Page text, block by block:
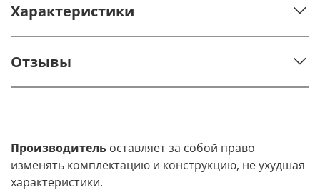
Характеристики
Отзывы
Производитель оставляет за собой право
изменять комплектацию и конструкцию, не ухудшая
характеристики.